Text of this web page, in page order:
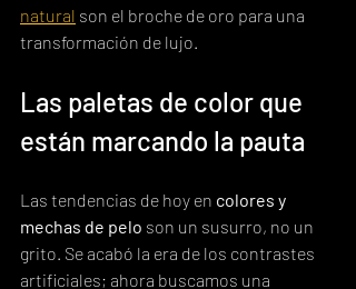
natural son el broche de oro para una
transformación de lujo.
Las paletas de color que
están marcando la pauta
Las tendencias de hoy en colores y
mechas de pelo son un susurro, no un
grito. Se acabó la era de los contrastes
artificiales; ahora buscamos una